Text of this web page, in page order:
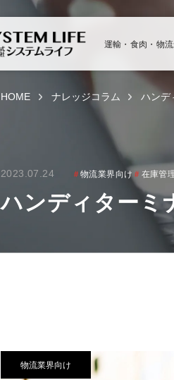
運輸・食肉・物
HOME ナレッジコラム ハンデ
2023.07.24 ＃物流業界向け ＃ 在庫管
ハンディターミ
物流業界向け